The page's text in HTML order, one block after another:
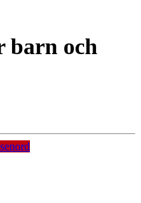
barn och